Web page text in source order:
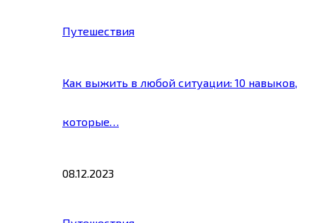
Путешествия
Как выжить в любой ситуации: 10 навыков,
которые…
08.12.2023